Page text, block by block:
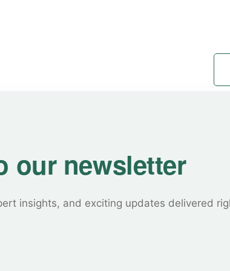
our newsletter
insights, and exciting updates delivered